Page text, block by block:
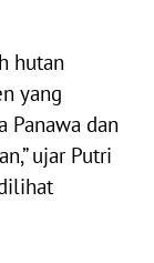
hutan
yang
Panawa dan
ujar Putri